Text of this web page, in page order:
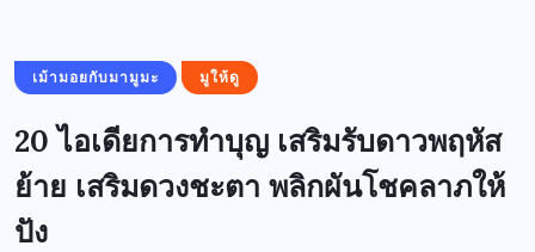
เม้ามอยกับมามูมะ มูให้ดู
20 ไอเดียการทำบุญ เสริมรับดาวพฤหัส
ย้าย เสริมดวงชะตา พลิกผันโชคลาภให้
ปัง